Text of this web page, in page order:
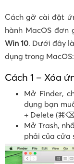
Cách gỡ cài đặt
hành MacOS đơn
Win 10. Dưới đây
dụng trong MacOS:
Cách 1 – Xóa
Mở Finder,
dụng bạn
+ Delete
Mở Trash,
phải của cửa